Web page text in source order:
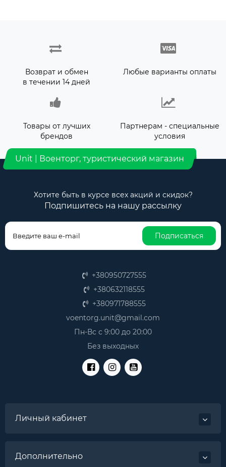
Возврат и обмен
в течении 14 дней
Любые варианты оплаты
Товары от лучших
брендов
Партнерам - специальные
условия
Unit | Военторг, туристический магазин
Хотите быть в курсе всех акций и скидок?
Подпишитесь на нашу рассылку
Подписаться
+380950727555
+380632118555
+380971788555
voentorg.unit@gmail.com
Пн-Вс с 9:00 до 20:00
Без выходных
Личный кабинет
Дополнительно